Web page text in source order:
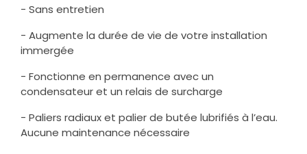
- Sans entretien
- Augmente la durée de vie de votre installation
immergée
- Fonctionne en permanence avec un
condensateur et un relais de surcharge
- Paliers radiaux et palier de butée lubrifiés à l’eau.
Aucune maintenance nécessaire